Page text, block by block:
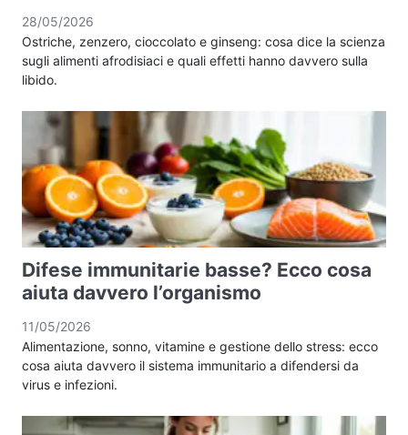
28/05/2026
Ostriche, zenzero, cioccolato e ginseng: cosa dice la scienza
sugli alimenti afrodisiaci e quali effetti hanno davvero sulla
libido.
Difese immunitarie basse? Ecco cosa
aiuta davvero l’organismo
11/05/2026
Alimentazione, sonno, vitamine e gestione dello stress: ecco
cosa aiuta davvero il sistema immunitario a difendersi da
virus e infezioni.